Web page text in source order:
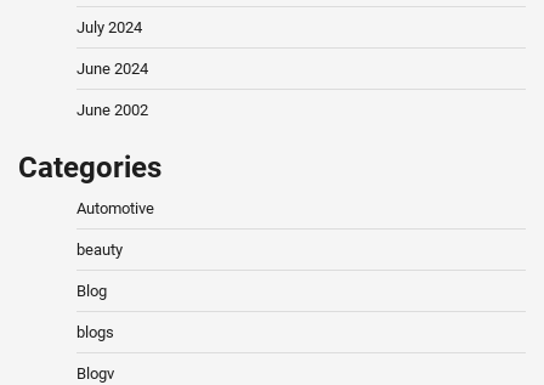
July 2024
June 2024
June 2002
Categories
Automotive
beauty
Blog
blogs
Blogv